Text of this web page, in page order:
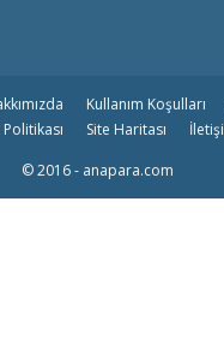
Kullanım Koşulları
Site Haritası
© 2016 - anapara.com